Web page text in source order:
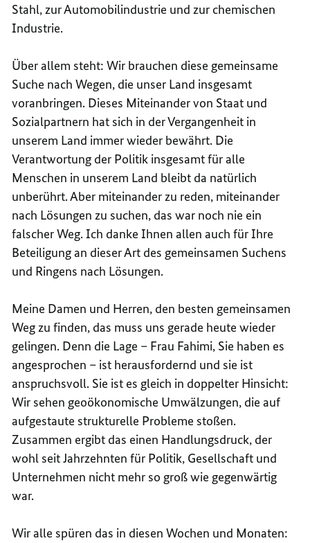
Stahl, zur Automobilindustrie und zur chemischen
Industrie.
Über allem steht: Wir brauchen diese gemeinsame
Suche nach Wegen, die unser Land insgesamt
voranbringen. Dieses Miteinander von Staat und
Sozialpartnern hat sich in der Vergangenheit in
unserem Land immer wieder bewährt. Die
Verantwortung der Politik insgesamt für alle
Menschen in unserem Land bleibt da natürlich
unberührt. Aber miteinander zu reden, miteinander
nach Lösungen zu suchen, das war noch nie ein
falscher Weg. Ich danke Ihnen allen auch für Ihre
Beteiligung an dieser Art des gemeinsamen Suchens
und Ringens nach Lösungen.
Meine Damen und Herren, den besten gemeinsamen
Weg zu finden, das muss uns gerade heute wieder
gelingen. Denn die Lage – Frau Fahimi, Sie haben es
angesprochen – ist herausfordernd und sie ist
anspruchsvoll. Sie ist es gleich in doppelter Hinsicht:
Wir sehen geoökonomische Umwälzungen, die auf
aufgestaute strukturelle Probleme stoßen.
Zusammen ergibt das einen Handlungsdruck, der
wohl seit Jahrzehnten für Politik, Gesellschaft und
Unternehmen nicht mehr so groß wie gegenwärtig
war.
Wir alle spüren das in diesen Wochen und Monaten: